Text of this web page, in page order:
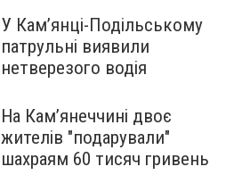
У Кам’янці-Подільському
патрульні виявили
нетверезого водія
На Камʼянеччині двоє
жителів "подарували"
шахраям 60 тисяч гривень